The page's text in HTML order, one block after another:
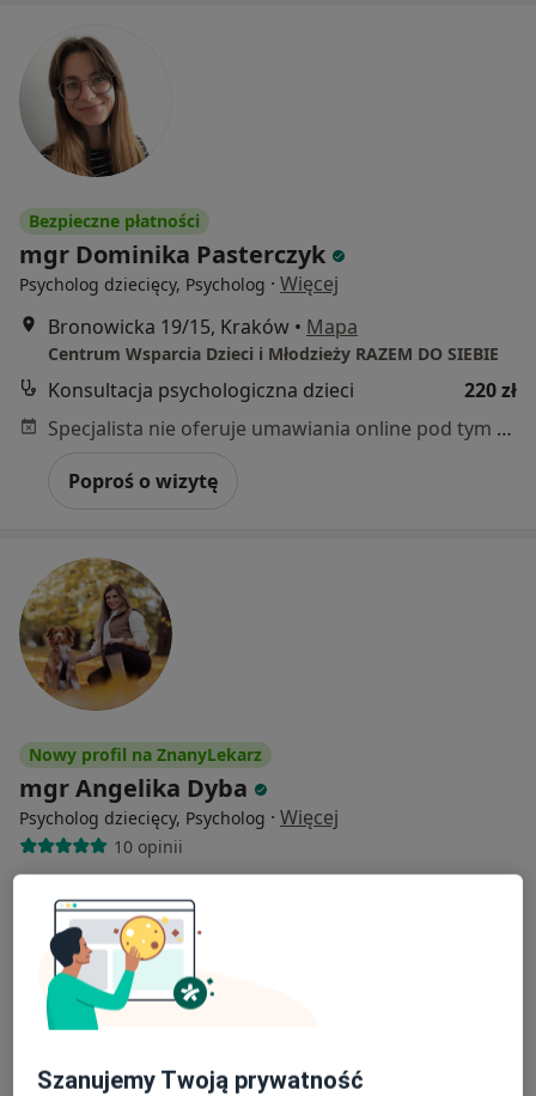
Bezpieczne płatności
mgr Dominika Pasterczyk
Psycholog dziecięcy, Psycholog · Więcej
Bronowicka 19/15, Kraków • Mapa
Centrum Wsparcia Dzieci i Młodzieży RAZEM DO SIEBIE
Konsultacja psychologiczna dzieci
220 zł
Specjalista nie oferuje umawiania online pod tym adresem.
Poproś o wizytę
Nowy profil na ZnanyLekarz
mgr Angelika Dyba
Psycholog dziecięcy, Psycholog · Więcej
10 opinii
Adres Online
Jasnogórska 1, Kraków
Prywatny Gabinet
Konsultacja psychologiczna
Szanujemy Twoją prywatność